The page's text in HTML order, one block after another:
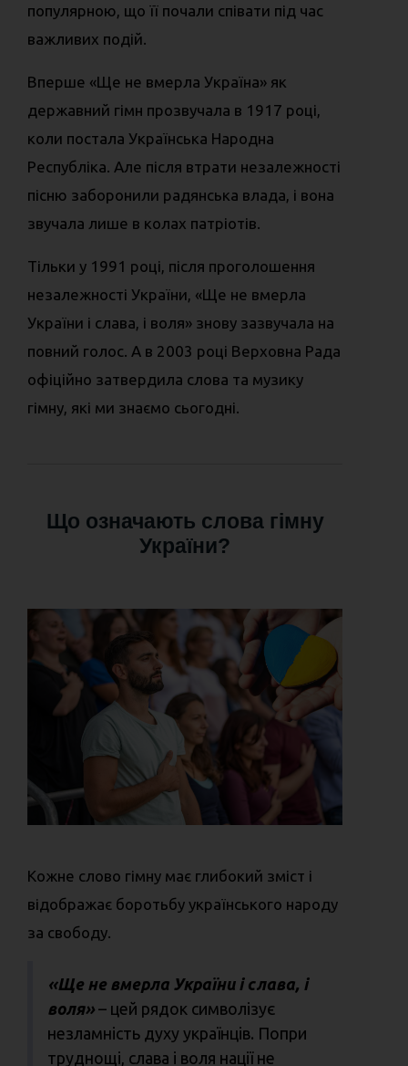
популярною, що її почали співати під час
важливих подій.
Вперше «Ще не вмерла Україна» як
державний гімн прозвучала в 1917 році,
коли постала Українська Народна
Республіка. Але після втрати незалежності
пісню заборонили радянська влада, і вона
звучала лише в колах патріотів.
Тільки у 1991 році, після проголошення
незалежності України, «Ще не вмерла
України і слава, і воля» знову зазвучала на
повний голос. А в 2003 році Верховна Рада
офіційно затвердила слова та музику
гімну, які ми знаємо сьогодні.
Що означають слова гімну
України?
Кожне слово гімну має глибокий зміст і
відображає боротьбу українського народу
за свободу.
«Ще не вмерла України і слава, і
воля» – цей рядок символізує
незламність духу українців. Попри
труднощі, слава і воля нації не